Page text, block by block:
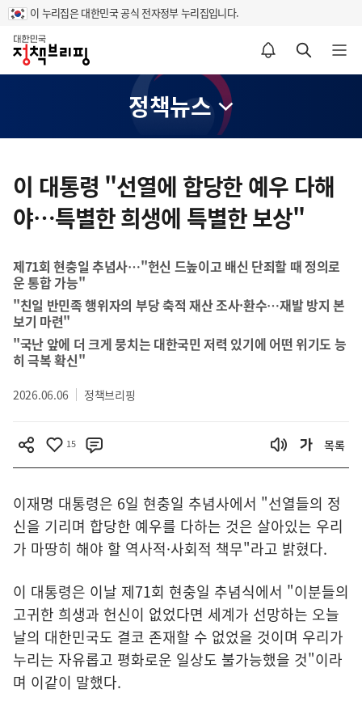
이 누리집은 대한민국 공식 전자정부 누리집입니다.
홈
알림설정 바로가기 검색 바로가기 메뉴 열기
정책뉴스
텐
츠
영
이 대통령 "선열에 합당한 예우 다해
야…특별한 희생에 특별한 보상"
제71회 현충일 추념사…"헌신 드높이고 배신 단죄할 때 정의로
운 통합 가능"
"친일 반민족 행위자의 부당 축적 재산 조사·환수…재발 방지 본
보기 마련"
"국난 앞에 더 크게 뭉치는 대한국민 저력 있기에 어떤 위기도 능
히 극복 확신"
2026.06.06 정책브리핑
15 목록
이재명 대통령은 6일 현충일 추념사에서 "선열들의 정
신을 기리며 합당한 예우를 다하는 것은 살아있는 우리
가 마땅히 해야 할 역사적·사회적 책무"라고 밝혔다.
이 대통령은 이날 제71회 현충일 추념식에서 "이분들의
고귀한 희생과 헌신이 없었다면 세계가 선망하는 오늘
날의 대한민국도 결코 존재할 수 없었을 것이며 우리가
누리는 자유롭고 평화로운 일상도 불가능했을 것"이라
며 이같이 말했다.